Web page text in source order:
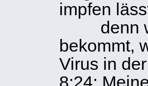
impfen
denn
bekommt,
Virus in